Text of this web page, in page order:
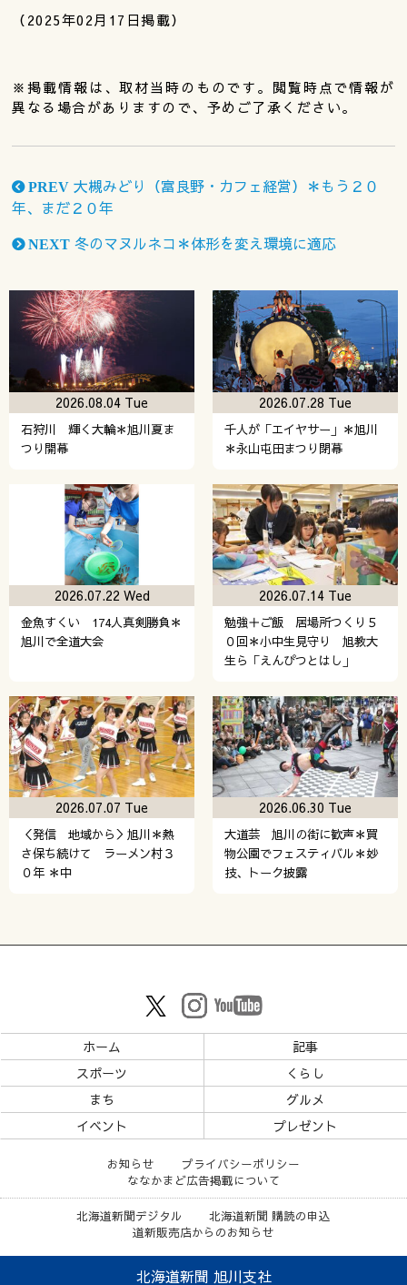
（2025年02月17日掲載）
※掲載情報は、取材当時のものです。閲覧時点で情報が
異なる場合がありますので、予めご了承ください。
PREV 大槻みどり（富良野・カフェ経営）＊もう２０
年、まだ２０年
NEXT 冬のマヌルネコ＊体形を変え環境に適応
石狩川 輝く大輪＊旭川夏ま
つり開幕
2026.08.04 Tue
千人が「エイヤサー」＊旭川
＊永山屯田まつり閉幕
2026.07.28 Tue
金魚すくい 174人真剣勝負＊
旭川で全道大会
2026.07.22 Wed
勉強＋ご飯 居場所つくり５
０回＊小中生見守り 旭教大
生ら「えんぴつとはし」
2026.07.14 Tue
＜発信 地域から＞旭川＊熱
さ保ち続けて ラーメン村３
０年 ＊中
2026.07.07 Tue
大道芸 旭川の街に歓声＊買
物公園でフェスティバル＊妙
技、トーク披露
2026.06.30 Tue
ホーム
記事
スポーツ
くらし
まち
グルメ
イベント
プレゼント
お知らせ
プライバシーポリシー
ななかまど広告掲載について
北海道新聞デジタル
北海道新聞 購読の申込
道新販売店からのお知らせ
北海道新聞 旭川支社